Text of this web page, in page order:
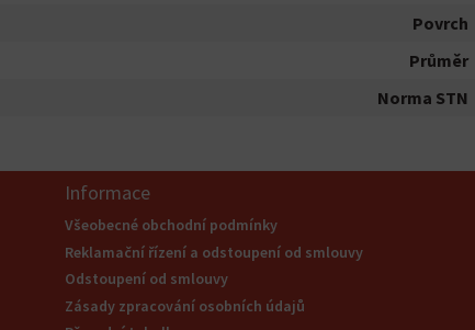
Povrch
Průměr
Norma STN
Informace
Všeobecné obchodní podmínky
Reklamační řízení a odstoupení od smlouvy
Odstoupení od smlouvy
Zásady zpracování osobních údajů